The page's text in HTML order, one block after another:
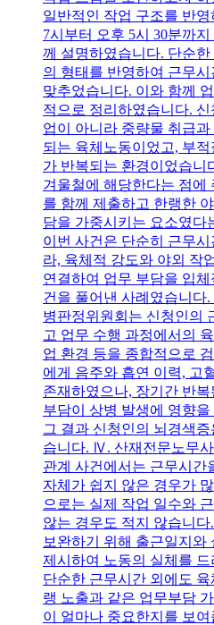
일반적인 작업 구조를 반
7시부터 오후 5시 30분까
께 설명하였습니다. 단순
의 형태를 반영하여 근무
맞추었습니다. 이와 함께
적으로 정리하였습니다.
업이 아니라 중량물 취급
되는 육체노동이었고, 부
가 반복되는 환경이었습니
겨울철에 해당한다는 점에
를 함께 제출하고 한랭한
담을 가중시키는 요소였다
이번 사건은 단순히 근무
라, 육체적 강도와 야외 작
연결하여 업무 부담을 입
건을 풀어낸 사례였습니
병판정위원회는 신청인의
고 업무 수행 과정에서의
업 환경 등을 종합적으로
에게 음주와 흡연 이력, 고
존재하였으나, 장기간 반
부담이 상병 발생에 영향
그 결과 신청인의 뇌경색
습니다. Ⅳ. 산재전문노무
관계 사건에서는 근무시간
자체가 쉽지 않은 경우가
으로는 실제 작업 일수와
않는 경우도 적지 않습니
보완하기 위해 출근일지와
제시하여 노동의 실체를
단순한 근무시간 외에도
랭 노출과 같은 업무부담
이 얼마나 중요한지를 보여